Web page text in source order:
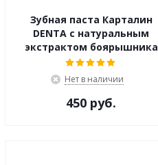
Зубная паста Карталин
DENTA с натуральным
экстрактом боярышника
Нет в наличии
450 руб.